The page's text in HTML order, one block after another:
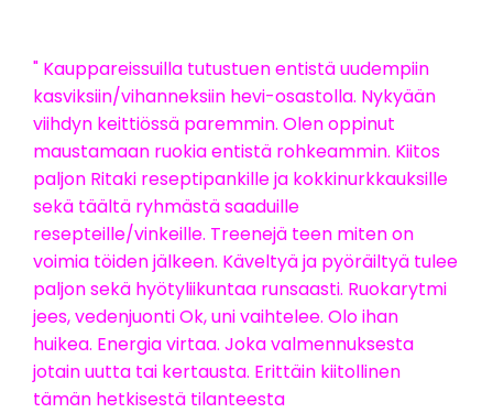
" Kauppareissuilla tutustuen entistä uudempiin
kasviksiin/vihanneksiin hevi-osastolla. Nykyään
viihdyn keittiössä paremmin. Olen oppinut
maustamaan ruokia entistä rohkeammin. Kiitos
paljon Ritaki reseptipankille ja kokkinurkkauksille
sekä täältä ryhmästä saaduille
resepteille/vinkeille. Treenejä teen miten on
voimia töiden jälkeen. Käveltyä ja pyöräiltyä tulee
paljon sekä hyötyliikuntaa runsaasti. Ruokarytmi
jees, vedenjuonti Ok, uni vaihtelee. Olo ihan
huikea. Energia virtaa. Joka valmennuksesta
jotain uutta tai kertausta. Erittäin kiitollinen
tämän hetkisestä tilanteesta